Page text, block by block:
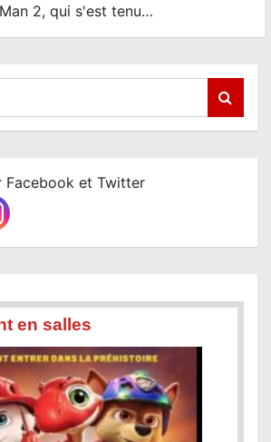
2, qui s'est tenu…
Facebook et Twitter
en salles